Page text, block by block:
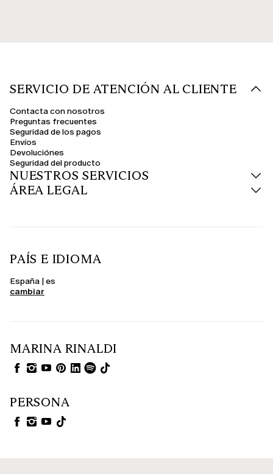
SERVICIO DE ATENCIÓN AL CLIENTE
Contacta con nosotros
Preguntas frecuentes
Seguridad de los pagos
Envíos
Devoluciónes
Seguridad del producto
NUESTROS SERVICIOS
ÁREA LEGAL
PAÍS E IDIOMA
España | es
cambiar
MARINA RINALDI
PERSONA